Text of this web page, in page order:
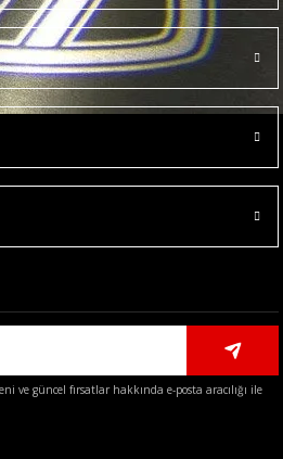
veya görüntülenemiyor.
bilgiler bulunuyor.
pahalı.
olmalı.
Gönder
ve güncel fırsatlar hakkında e-posta aracılığı ile